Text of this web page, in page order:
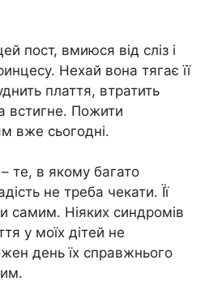
пост, вмиюся від сліз і
Нехай вона тягає її
плаття, втратить
встигне. Пожити
вже сьогодні.
те, в якому багато
не треба чекати. Її
самим. Ніяких синдромів
у моїх дітей не
день їх справжнього